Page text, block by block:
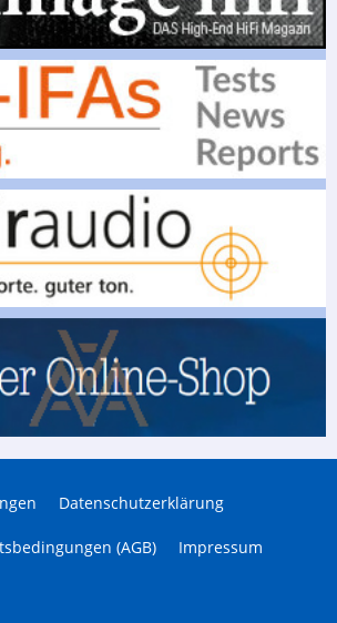
Datenschutzerklärung
(AGB) Impressum